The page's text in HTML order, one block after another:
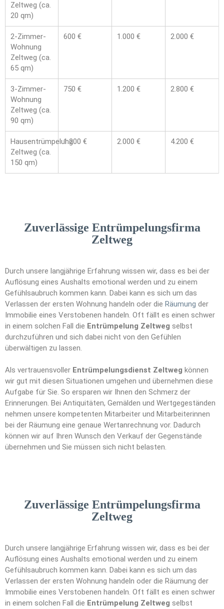
Zeltweg (ca.
20 qm)
2-Zimmer-
Wohnung
Zeltweg (ca.
65 qm)
600 € 1.000 € 2.000 €
3-Zimmer-
Wohnung
Zeltweg (ca.
90 qm)
750 € 1.200 € 2.800 €
Hausentrümpelung
Zeltweg (ca.
150 qm)
1.200 € 2.000 € 4.200 €
Zuverlässige Entrümpelungsfirma
Zeltweg
Durch unsere langjährige Erfahrung wissen wir, dass es bei der
Auflösung eines Aushalts emotional werden und zu einem
Gefühlsaubruch kommen kann. Dabei kann es sich um das
Verlassen der ersten Wohnung handeln oder die Räumung der
Immobilie eines Verstobenen handeln. Oft fällt es einen schwer
in einem solchen Fall die Entrümpelung Zeltweg selbst
durchzuführen und sich dabei nicht von den Gefühlen
überwältigen zu lassen.
Als vertrauensvoller Entrümpelungsdienst Zeltweg können
wir gut mit diesen Situationen umgehen und übernehmen diese
Aufgabe für Sie. So ersparen wir Ihnen den Schmerz der
Erinnerungen. Bei Antiquitäten, Gemälden und Wertgegeständen
nehmen unsere kompetenten Mitarbeiter und Mitarbeiterinnen
bei der Räumung eine genaue Wertanrechnung vor. Dadurch
können wir auf Ihren Wunsch den Verkauf der Gegenstände
übernehmen und Sie müssen sich nicht belasten.
Zuverlässige Entrümpelungsfirma
Zeltweg
Durch unsere langjährige Erfahrung wissen wir, dass es bei der
Auflösung eines Aushalts emotional werden und zu einem
Gefühlsaubruch kommen kann. Dabei kann es sich um das
Verlassen der ersten Wohnung handeln oder die Räumung der
Immobilie eines Verstobenen handeln. Oft fällt es einen schwer
in einem solchen Fall die Entrümpelung Zeltweg selbst